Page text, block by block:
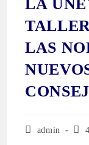
LA
LAS
admin